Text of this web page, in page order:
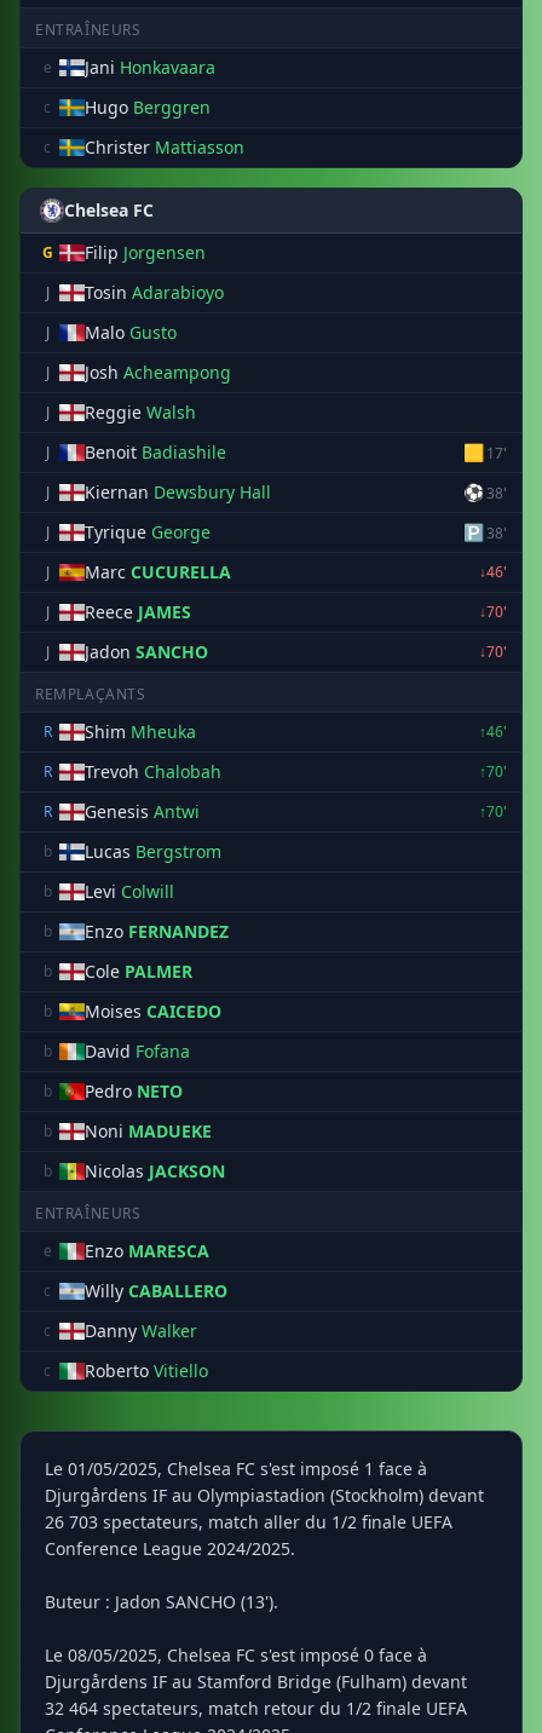
ENTRAÎNEURS
e
Jani Honkavaara
c Hugo Berggren
c Christer Mattiasson
Chelsea FC
G Filip Jorgensen
J Tosin Adarabioyo
J Malo Gusto
J Josh Acheampong
J Reggie Walsh
J Benoit Badiashile 🟨17'
J
Kiernan Dewsbury Hall ⚽38'
J
Tyrique George 🅿38'
J
Marc CUCURELLA
↓46'
J
Reece JAMES
↓70'
J
Jadon SANCHO ↓70'
REMPLAÇANTS
R
Shim Mheuka
↑46'
R
Trevoh Chalobah
↑70'
R
Genesis Antwi
↑70'
b
Lucas Bergstrom
b Levi Colwill
b Enzo FERNANDEZ
b Cole PALMER
b Moises CAICEDO
b David Fofana
b Pedro NETO
b Noni MADUEKE
b Nicolas JACKSON
ENTRAÎNEURS
e
Enzo MARESCA
c Willy CABALLERO
c Danny Walker
c Roberto Vitiello
Le 01/05/2025, Chelsea FC s'est imposé 1 face à
Djurgårdens IF au Olympiastadion (Stockholm) devant
26 703 spectateurs, match aller du 1/2 finale UEFA
Conference League 2024/2025.
Buteur : Jadon SANCHO (13').
Le 08/05/2025, Chelsea FC s'est imposé 0 face à
Djurgårdens IF au Stamford Bridge (Fulham) devant
32 464 spectateurs, match retour du 1/2 finale UEFA